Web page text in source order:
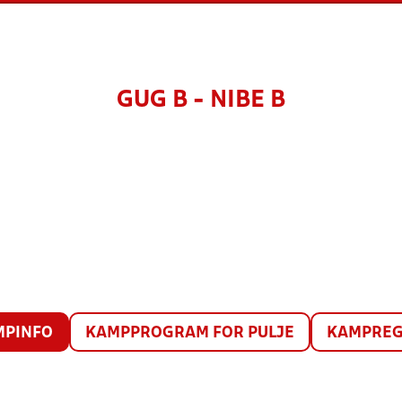
GUG B - NIBE B
KAMPPROGRAM FOR PULJE